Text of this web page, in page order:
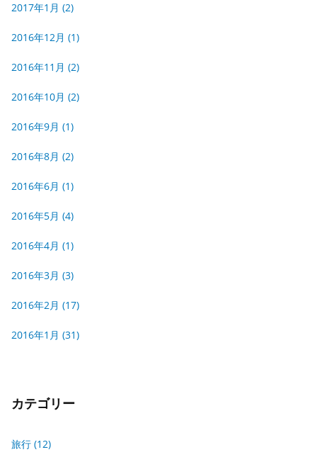
2017年1月 (2)
2016年12月 (1)
2016年11月 (2)
2016年10月 (2)
2016年9月 (1)
2016年8月 (2)
2016年6月 (1)
2016年5月 (4)
2016年4月 (1)
2016年3月 (3)
2016年2月 (17)
2016年1月 (31)
カテゴリー
旅行 (12)